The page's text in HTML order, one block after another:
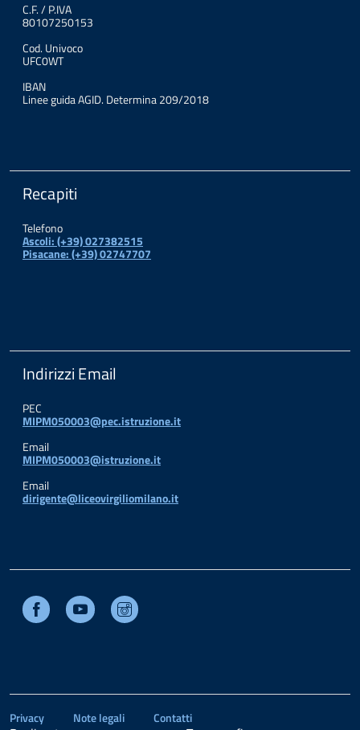
C.F. / P.IVA
80107250153
Cod. Univoco
UFC0WT
IBAN
Linee guida AGID. Determina 209/2018
Recapiti
Telefono
Ascoli: (+39) 027382515
Pisacane: (+39) 02747707
Indirizzi Email
PEC
MIPM050003@pec.istruzione.it
Email
MIPM050003@istruzione.it
Email
dirigente@liceovirgiliomilano.it
Facebook Youtube
Privacy Note legali Contatti